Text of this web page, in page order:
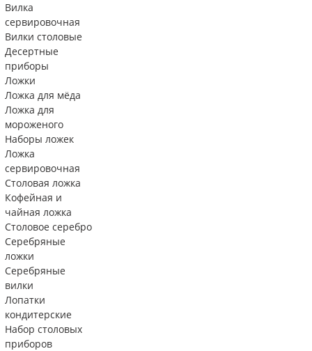
Вилка
сервировочная
Вилки столовые
Десертные
приборы
Ложки
Ложка для мёда
Ложка для
мороженого
Наборы ложек
Ложка
сервировочная
Столовая ложка
Кофейная и
чайная ложка
Столовое серебро
Серебряные
ложки
Серебряные
вилки
Лопатки
кондитерские
Набор столовых
приборов